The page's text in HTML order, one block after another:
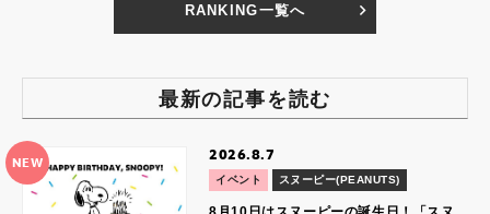
RANKING一覧へ
最新の記事を読む
NEW 2026.8.7
イベント スヌーピー(PEANUTS)